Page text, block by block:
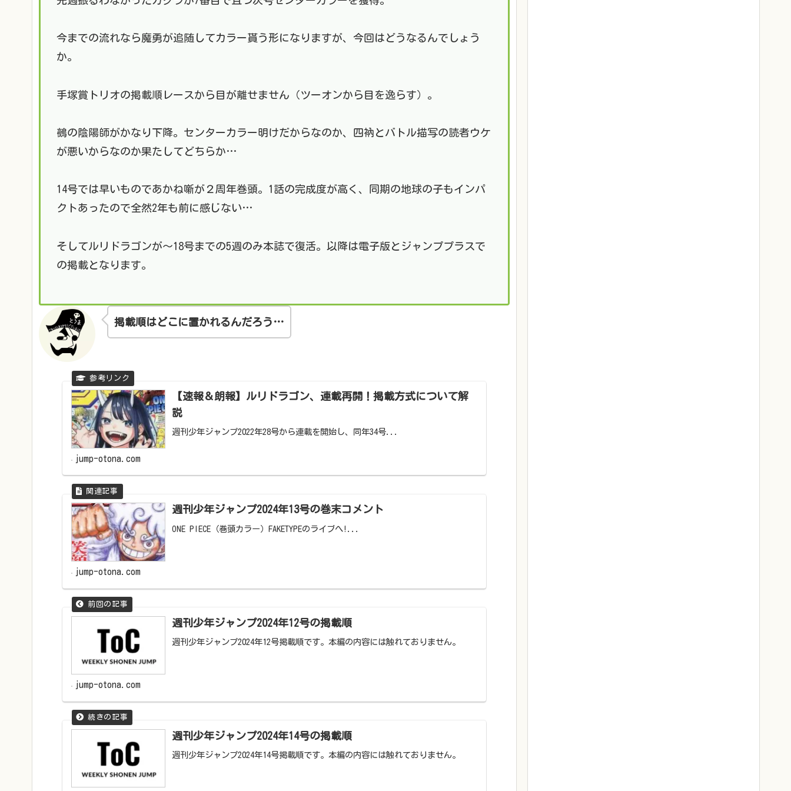
今までの流れなら魔勇が追随してカラー貰う形になりますが、今回はどうなるんでしょう
か。
手塚賞トリオの掲載順レースから目が離せません（ツーオンから目を逸らす）。
鵺の陰陽師がかなり下降。センターカラー明けだからなのか、四衲とバトル描写の読者ウケ
が悪いからなのか果たしてどちらか…
14号では早いものであかね噺が２周年巻頭。1話の完成度が高く、同期の地球の子もインパ
クトあったので全然2年も前に感じない…
そしてルリドラゴンが～18号までの5週のみ本誌で復活。以降は電子版とジャンププラスで
の掲載となります。
掲載順はどこに置かれるんだろう…
【速報＆朗報】ルリドラゴン、連載再開！掲載方式について解
説
週刊少年ジャンプ2022年28号から連載を開始し、同年34号...
jump-otona.com
週刊少年ジャンプ2024年13号の巻末コメント
ONE PIECE（巻頭カラー）FAKETYPEのライブへ!...
jump-otona.com
週刊少年ジャンプ2024年12号の掲載順
週刊少年ジャンプ2024年12号掲載順です。本編の内容には触れておりません。
jump-otona.com
週刊少年ジャンプ2024年14号の掲載順
週刊少年ジャンプ2024年14号掲載順です。本編の内容には触れておりません。